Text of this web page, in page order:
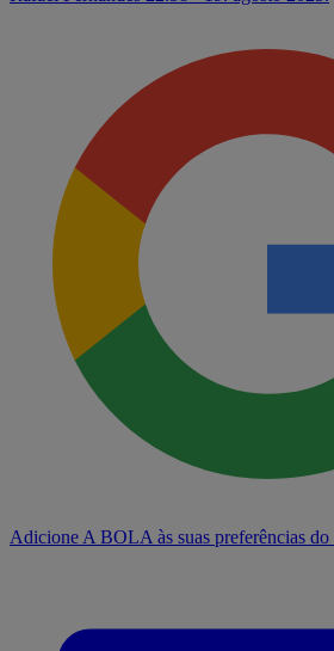
Adicione A BOLA às suas preferências